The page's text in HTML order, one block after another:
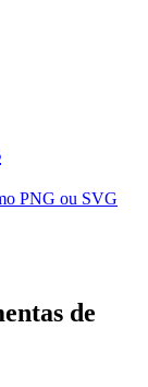
PNG ou SVG
de